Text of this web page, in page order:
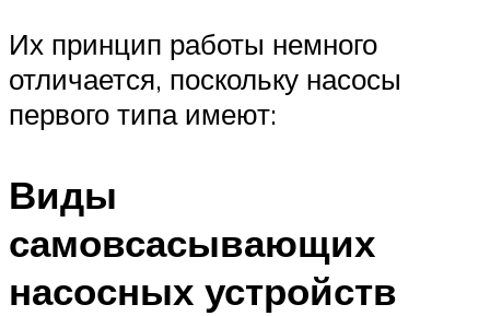
Их принцип работы немного
отличается, поскольку насосы
первого типа имеют:
Виды
самовсасывающих
насосных устройств